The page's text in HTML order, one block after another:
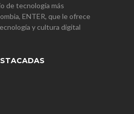
de tecnología más
ENTER, que le ofrece
y cultura digital